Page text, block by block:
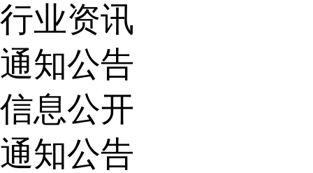
行业资讯
通知公告
信息公开
通知公告